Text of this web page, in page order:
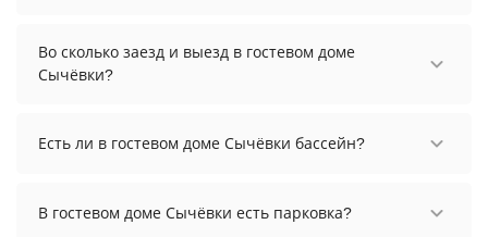
начинается от 18000 рублей. Чтобы увидеть
актуальные цены на проживание, выберите
Во сколько заезд и выезд в гостевом доме
Сычёвки?
Есть ли в гостевом доме Сычёвки бассейн?
Температура в бассейне: 32 °C, глубина: 130 см.
В гостевом доме Сычёвки есть парковка?